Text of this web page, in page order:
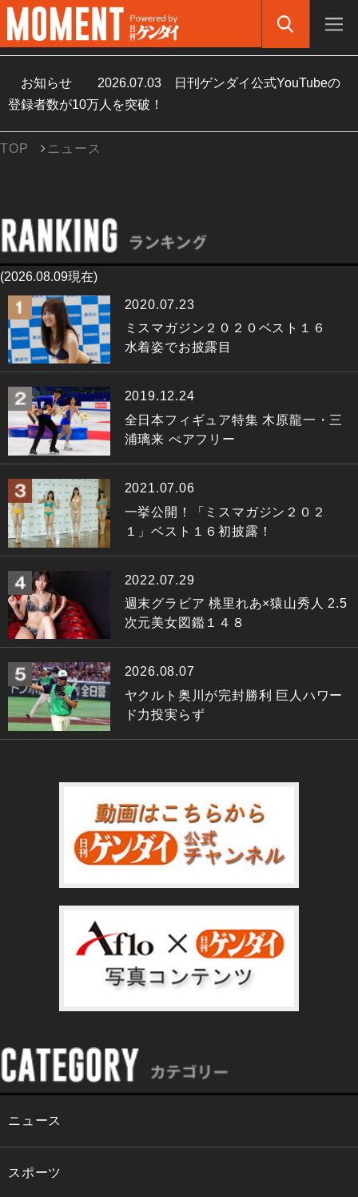
お知らせ 2026.07.03
日刊ゲンダイ公式YouTubeの
登録者数が10万人を突破！
TOP ニュース
(2026.08.09現在)
2020.07.23
ミスマガジン２０２０ベスト１６
水着姿でお披露目
2019.12.24
全日本フィギュア特集 木原龍一・三
浦璃来 ぺアフリー
2021.07.06
一挙公開！「ミスマガジン２０２
１」ベスト１６初披露！
2022.07.29
週末グラビア 桃里れあ×猿山秀人 2.5
次元美女図鑑１４８
2026.08.07
ヤクルト奥川が完封勝利 巨人ハワー
ド力投実らず
ニュース
スポーツ